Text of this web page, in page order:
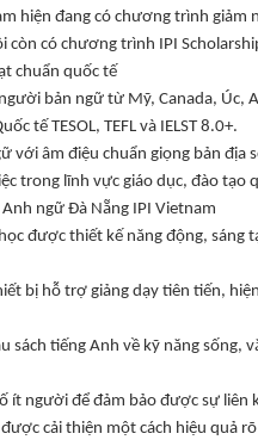
hiện đang có chương trình giảm
còn có chương trình IPI
chuẩn quốc tế
bản ngữ từ Mỹ, Canada,
tế TESOL, TEFL và IELST 8.0+.
với âm điệu chuẩn giọng bản địa
trong lĩnh vực giáo dục, đào tạo
ngữ Đà Nẵng IPI Vietnam
được thiết kế năng động,
bị hỗ trợ giảng dạy tiên tiến,
sách tiếng Anh về kỹ năng sống,
ít người để đảm bảo được sự
cải thiện một cách hiệu quả